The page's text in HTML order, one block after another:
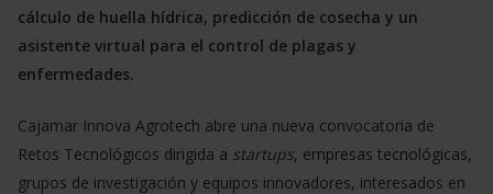
cálculo de huella hídrica, predicción de cosecha y un
asistente virtual para el control de plagas y
enfermedades.
Cajamar Innova Agrotech abre una nueva convocatoria de
Retos Tecnológicos dirigida a startups, empresas tecnológicas,
grupos de investigación y equipos innovadores, interesados en